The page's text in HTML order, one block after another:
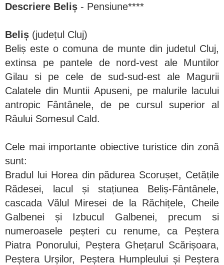
Descriere Beliș - Pensiune****
Beliș (județul Cluj)
Beliș este o comuna de munte din judetul Cluj,
extinsa pe pantele de nord-vest ale Muntilor
Gilau si pe cele de sud-sud-est ale Magurii
Calatele din Muntii Apuseni, pe malurile lacului
antropic Fântânele, de pe cursul superior al
Râului Somesul Cald.
Cele mai importante obiective turistice din zonă
sunt:
Bradul lui Horea din pădurea Scorușet, Cetățile
Rădesei, lacul și stațiunea Beliș-Fântânele,
cascada Vălul Miresei de la Răchițele, Cheile
Galbenei și Izbucul Galbenei, precum si
numeroasele peșteri cu renume, ca Peștera
Piatra Ponorului, Peștera Ghețarul Scărișoara,
Peștera Urșilor, Peștera Humpleului și Peștera